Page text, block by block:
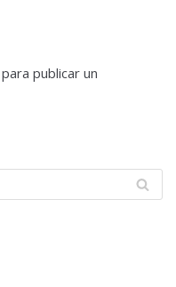
para publicar un